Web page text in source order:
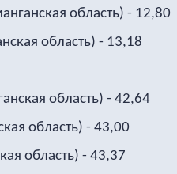
область) - 12,80
область) - 13,18
область) - 42,64
область) - 43,00
область) - 43,37